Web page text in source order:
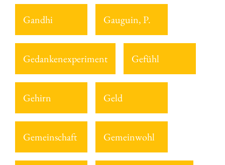
Gandhi Gauguin, P.
Gedankenexperiment Gefühl
Gehirn Geld
Gemeinschaft Gemeinwohl